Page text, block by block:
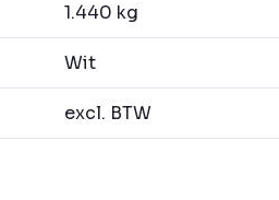
1.440 kg
Wit
excl. BTW